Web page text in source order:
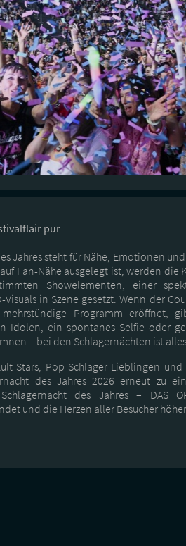
pur
Jahres steht für Nähe, Emotionen
Fan-Nähe ausgelegt ist, werden
Showelementen, einer
Visuals in Szene gesetzt. Wenn der
Programm eröffnet,
Idolen, ein spontanes Selfie oder
– bei den Schlagernächten ist
Stars, Pop-Schlager-Lieblingen
des Jahres 2026 erneut zu
des Jahres – DAS
und die Herzen aller Besucher